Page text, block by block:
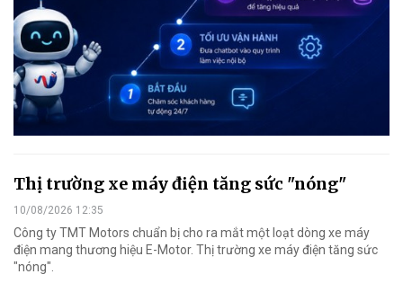
Thị trường xe máy điện tăng sức "nóng"
10/08/2026 12:35
Công ty TMT Motors chuẩn bị cho ra mắt một loạt dòng xe máy
điện mang thương hiệu E-Motor. Thị trường xe máy điện tăng sức
"nóng".